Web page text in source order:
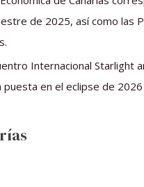
de 2025, así como las
Internacional Starlight
puesta en el eclipse de 2026